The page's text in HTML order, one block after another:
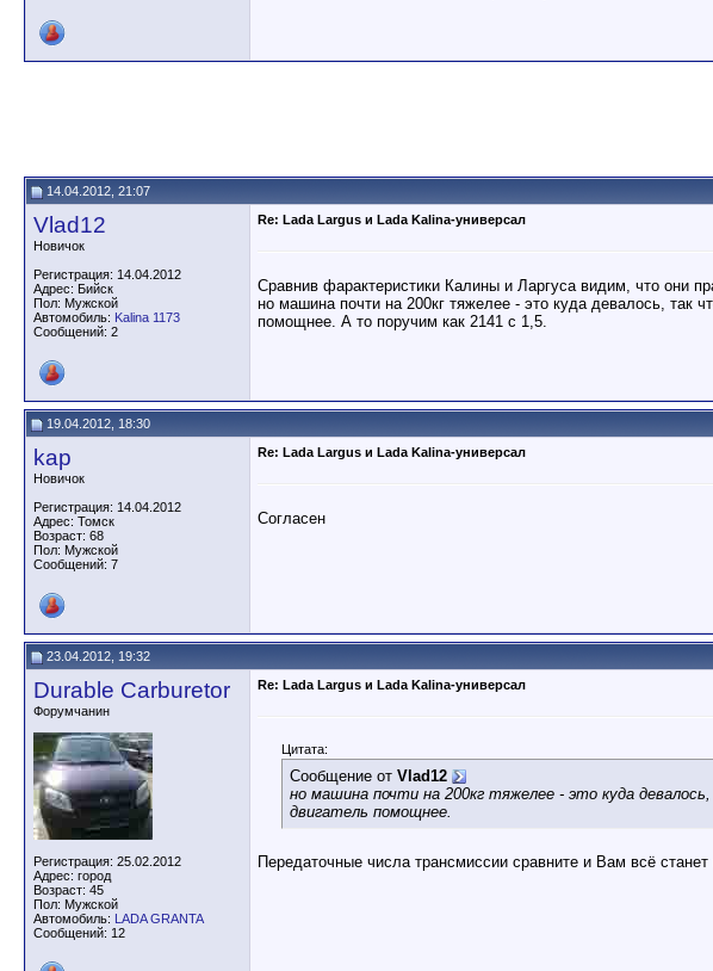
14.04.2012, 21:07
Vlad12
Новичок
Регистрация: 14.04.2012
Адрес: Бийск
Пол: Мужской
Автомобиль: Kalina 1173
Сообщений: 2
Re: Lada Largus и Lada Kalina-универсал
Сравнив фарактеристики Калины и Ларгуса видим, что они
но машина почти на 200кг тяжелее - это куда девалось, так
помощнее. А то поручим как 2141 с 1,5.
19.04.2012, 18:30
kap
Новичок
Регистрация: 14.04.2012
Адрес: Томск
Возраст: 68
Пол: Мужской
Сообщений: 7
Re: Lada Largus и Lada Kalina-универсал
Согласен
23.04.2012, 19:32
Durable Carburetor
Форумчанин
Регистрация: 25.02.2012
Адрес: город
Возраст: 45
Пол: Мужской
Автомобиль: LADA GRANTA
Сообщений: 12
Re: Lada Largus и Lada Kalina-универсал
Цитата:
Сообщение от Vlad12
но машина почти на 200кг тяжелее - это куда
двигатель помощнее.
Передаточные числа трансмиссии сравните и Вам всё